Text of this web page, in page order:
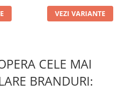
VEZI VARIANTE
CELE MAI
BRANDURI: